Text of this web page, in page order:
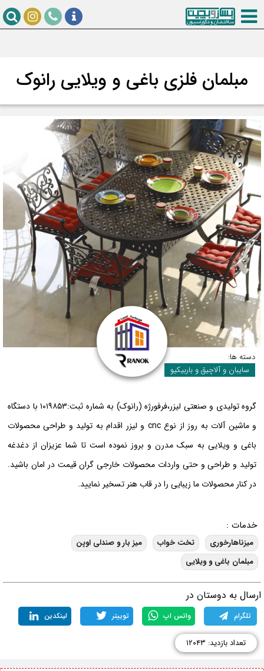
مبلمان فلزی باغی و ویلایی رانوک
دسته ها:
سایبان و آلاچیق و باربیکیو
گروه تولیدی و صنعتی لیزر،فرفورژه (رانوک) به شماره ثبت:۱۰۱۹۸۵۳ با دستگاه
و ماشین آلات به روز از نوع cnc و لیزر اقدام به تولید و طراحی محصولات
باغی و ویلایی به سبک مدرن و بروز نموده است تا شما عزیزان از دغدغه
تولید و طراحی و حتی واردات محصولات خارجی گران قیمت در امان باشید.
در کنار محصولات ما زیبایی را در قاب هنر تسخیر نمایید.
خدمات :
میزناهارخوری تخت خواب
میز بار و صندلی اوپن
مبلمان باغی و ویلایی
به دوستان در
تلگرام واتس اپ توییتر لینکدین
تعداد بازدید: ۱۲۰۴۳